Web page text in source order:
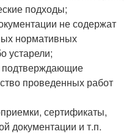
подходы;
не содержат
нормативных
устарели;
подтверждающие
проведенных работ
приемки, сертификаты,
документации и т.п.